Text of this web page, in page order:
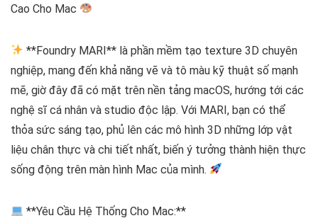
Cao Cho Mac
**Foundry MARI** là phần mềm tạo texture 3D chuyên
nghiệp, mang đến khả năng vẽ và tô màu kỹ thuật số mạnh
mẽ, giờ đây đã có mặt trên nền tảng macOS, hướng tới các
nghệ sĩ cá nhân và studio độc lập. Với MARI, bạn có thể
thỏa sức sáng tạo, phủ lên các mô hình 3D những lớp vật
liệu chân thực và chi tiết nhất, biến ý tưởng thành hiện thực
sống động trên màn hình Mac của mình.
**Yêu Cầu Hệ Thống Cho Mac:**